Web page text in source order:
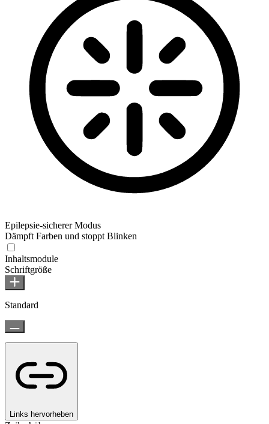
Epilepsie-sicherer Modus
Dämpft Farben und stoppt Blinken
Inhaltsmodule
Schriftgröße
Standard
Links hervorheben